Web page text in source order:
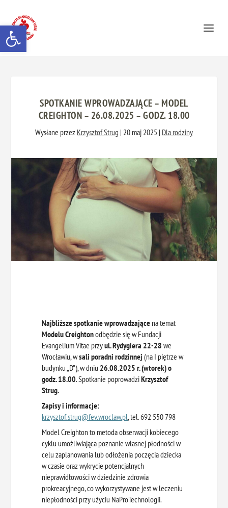
Otwórz pasek narzędzi
SPOTKANIE WPROWADZAJĄCE – MODEL
CREIGHTON – 26.08.2025 – GODZ. 18.00
Wysłane przez Krzysztof Strug | 20 maj 2025 | Dla rodziny
Najbliższe spotkanie wprowadzające na temat
Modelu Creightonodbędzie się w Fundacji
Evangelium Vitae przyul. Rydygiera 22-28 we
Wrocławiu, wsali poradni rodzinnej(na I piętrze w
budynku „D”), w dniu 26.08.2025 r. (wtorek) o
godz. 18.00. Spotkanie poprowadziKrzysztof
Strug.
Zapisy i informacje:
krzysztof.strug@fev.wroclaw.pl, tel. 692 550 798
Model Creighton to metoda obserwacji kobiecego
cyklu umożliwiająca poznanie własnej płodności w
celu zaplanowania lub odłożenia poczęcia dziecka
w czasie oraz wykrycie potencjalnych
nieprawidłowości w dziedzinie zdrowia
prokreacyjnego, co wykorzystywane jest w leczeniu
niepłodności przy użyciu NaProTechnologii.